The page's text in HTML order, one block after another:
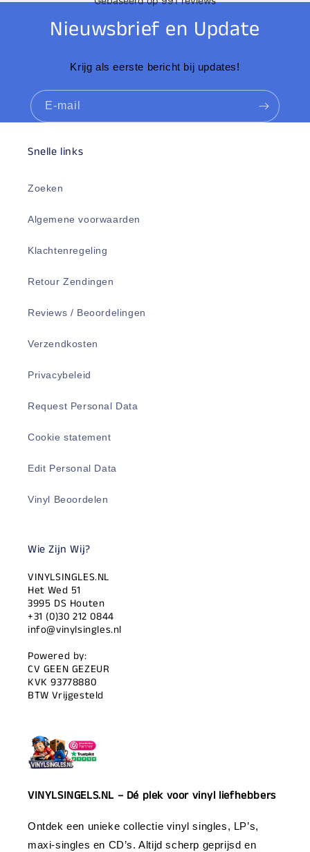
Nieuwsbrief en Update
Krijg als eerste bericht bij updates!
E‑mail
Snelle links
Zoeken
Algemene voorwaarden
Klachtenregeling
Retour Zendingen
Reviews / Beoordelingen
Verzendkosten
Privacybeleid
Request Personal Data
Cookie statement
Edit Personal Data
Vinyl Beoordelen
Wie Zijn Wij?
VINYLSINGLES.NL
Het Wed 51
3995 DS Houten
+31 (0)30 212 0844
info@vinylsingles.nl
Powered by:
CV GEEN GEZEUR
KVK 93778880
BTW Vrijgesteld
VINYLSINGELS.NL – Dé plek voor vinyl liefhebbers
Ontdek een unieke collectie vinyl singles, LP’s,
maxi-singles en CD’s. Altijd scherp geprijsd en